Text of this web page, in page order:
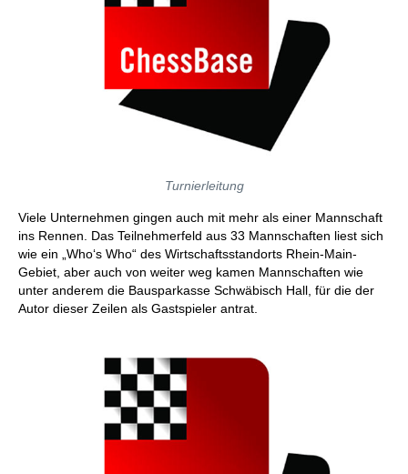
Turnierleitung
Viele Unternehmen gingen auch mit mehr als einer Mannschaft
ins Rennen. Das Teilnehmerfeld aus 33 Mannschaften liest sich
wie ein „Who‘s Who“ des Wirtschaftsstandorts Rhein-Main-
Gebiet, aber auch von weiter weg kamen Mannschaften wie
unter anderem die Bausparkasse Schwäbisch Hall, für die der
Autor dieser Zeilen als Gastspieler antrat.